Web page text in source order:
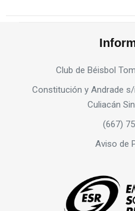
Club de Béisbol
Constitución y Andrade
Culiacán
(667)
Aviso de